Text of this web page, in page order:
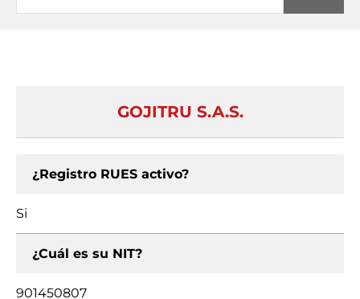
GOJITRU S.A.S.
¿Registro RUES activo?
Si
¿Cuál es su NIT?
901450807